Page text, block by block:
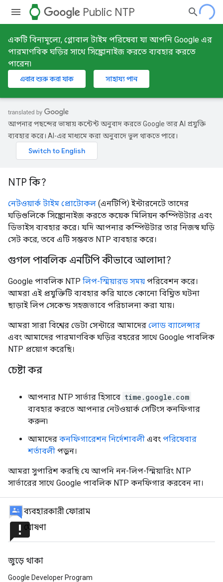
watch Public NTP
একটি বিনামূল্যে, গ্লোবাল টাইম পরিষেবা যা আপনি Google এর
পারমাণবিক ঘড়ির সাথে সিঙ্ক্রোনাইজ করতে ব্যবহার করতে
পারেন৷
এবার শুরু করা যাক সাহায্য পান
আপনার পছন্দের ভাষায় কন্টেন্ট অনুবাদ করতে Google তার AI প্রযুক্তি
ব্যবহার করে। AI-এর মাধ্যমে করা অনুবাদে ভুল থাকতে পারে।
NTP কি?
নেটওয়ার্ক টাইম প্রোটোকল (এনটিপি) ইন্টারনেটে তাদের
ঘড়িগুলিকে সিঙ্ক্রোনাইজ করতে কয়েক মিলিয়ন কম্পিউটার এবং
ডিভাইস ব্যবহার করে। যদি আপনার কম্পিউটার তার নিজস্ব ঘড়ি
সেট করে, তবে এটি সম্ভবত NTP ব্যবহার করে।
গুগল পাবলিক এনটিপি কীভাবে আলাদা?
Google পাবলিক NTP লিপ-স্মিয়ারড সময় পরিবেশন করে।
আমরা এই প্রযুক্তিটি ব্যবহার করি যাতে কোনো বিঘ্নিত ঘটনা
ছাড়াই লিপ সেকেন্ড সহজভাবে পরিচালনা করা যায়।
আমরা সারা বিশ্বের ডেটা সেন্টারে আমাদের লোড ব্যালেন্সার
এবং আমাদের পারমাণবিক ঘড়ির বহরের সাথে Google পাবলিক
NTP প্রয়োগ করেছি।
চেষ্টা কর
আপনার NTP সার্ভার হিসাবে time.google.com
ব্যবহার করতে আপনার নেটওয়ার্ক সেটিংস কনফিগার
করুন৷
আমাদের কনফিগারেশন নির্দেশাবলী এবং পরিষেবার
শর্তাবলী পড়ুন।
আমরা সুপারিশ করছি যে আপনি নন-লিপ-স্মিয়ারিং NTP
সার্ভারের সাথে Google পাবলিক NTP কনফিগার করবেন না।
ব্যবহারকারী ফোরাম
announcementঘোষণা
জুড়ে থাকা
Google Developer Program